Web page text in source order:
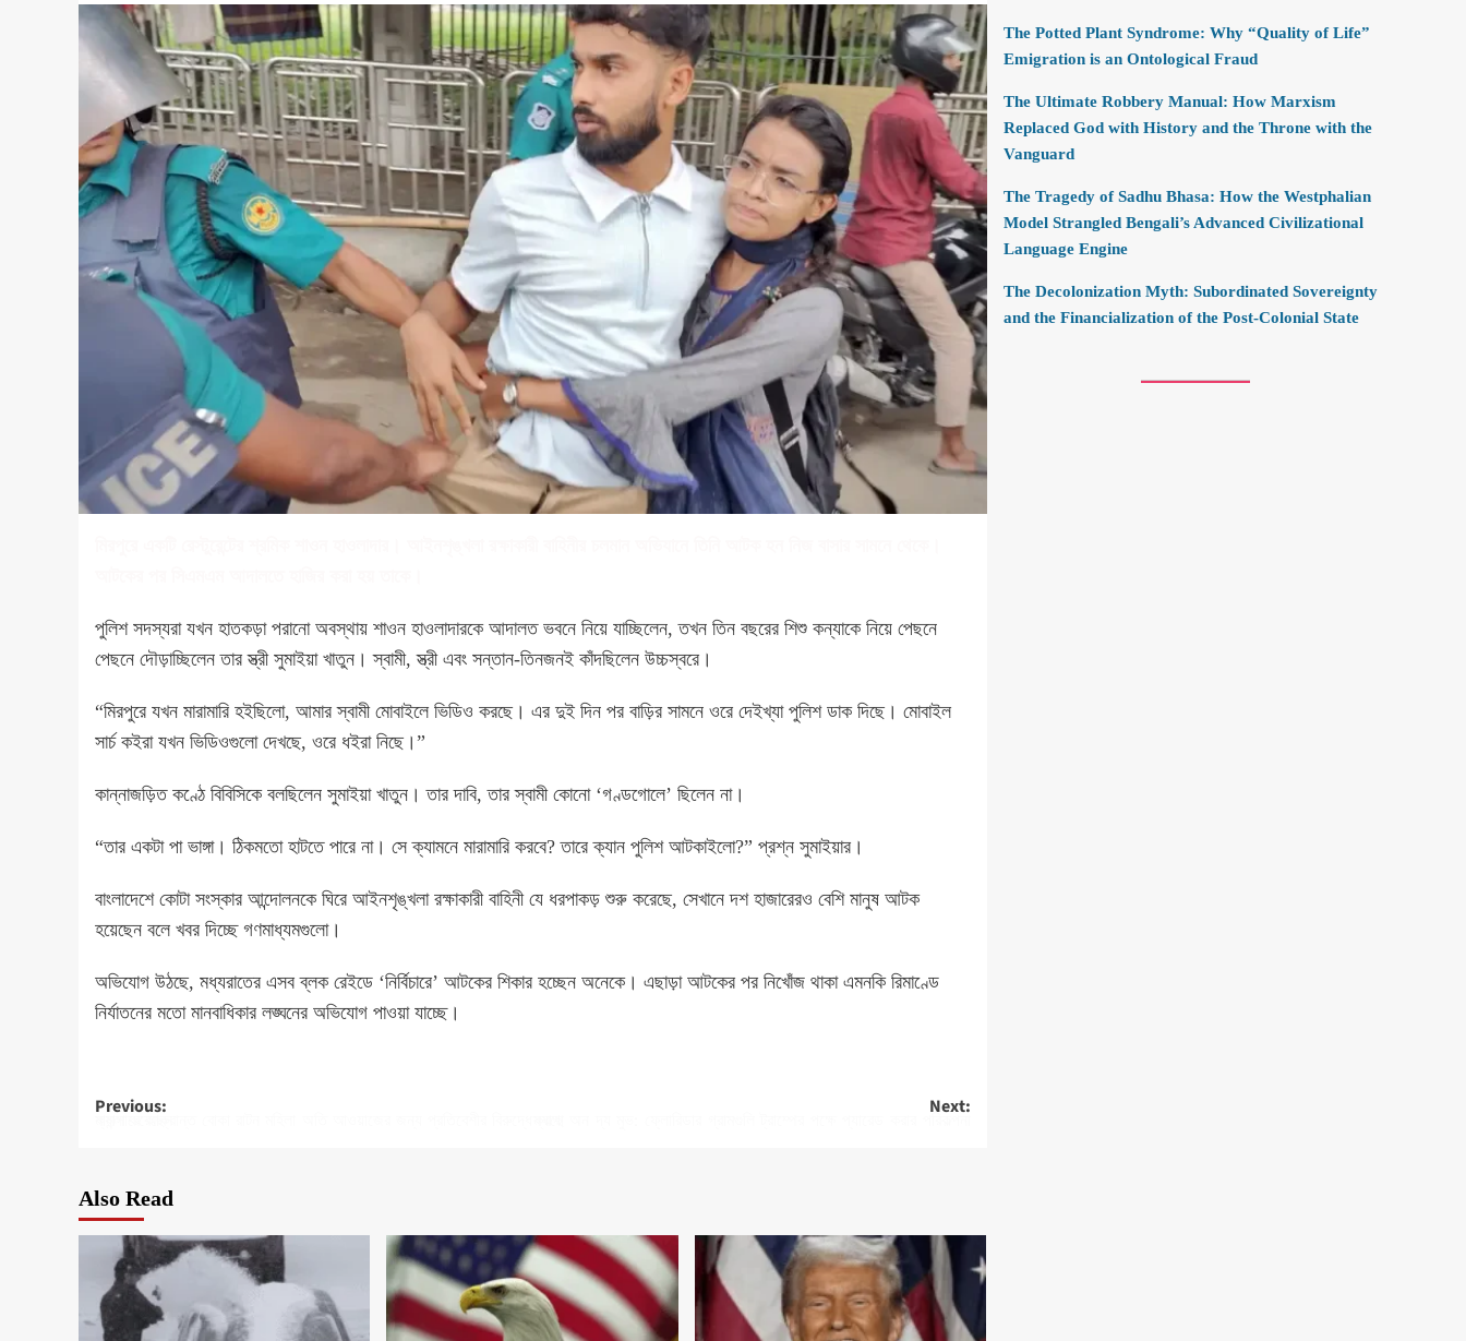
পুলিশ সদস্যরা যখন হাতকড়া পরানো অবস্থায় শাওন হাওলাদারকে আদালত ভবনে নিয়ে যাচ্ছিলেন, তখন তিন বছরের শিশু কন্যাকে নিয়ে পেছনে
পেছনে দৌড়াচ্ছিলেন তার স্ত্রী সুমাইয়া খাতুন। স্বামী, স্ত্রী এবং সন্তান-তিনজনই কাঁদছিলেন উচ্চস্বরে।
“মিরপুরে যখন মারামারি হইছিলো, আমার স্বামী মোবাইলে ভিডিও করছে। এর দুই দিন পর বাড়ির সামনে ওরে দেইখ্যা পুলিশ ডাক দিছে। মোবাইল
সার্চ কইরা যখন ভিডিওগুলো দেখছে, ওরে ধইরা নিছে।”
কান্নাজড়িত কণ্ঠে বিবিসিকে বলছিলেন সুমাইয়া খাতুন। তার দাবি, তার স্বামী কোনো ‘গণ্ডগোলে’ ছিলেন না।
“তার একটা পা ভাঙ্গা। ঠিকমতো হাটতে পারে না। সে ক্যামনে মারামারি করবে? তারে ক্যান পুলিশ আটকাইলো?” প্রশ্ন সুমাইয়ার।
বাংলাদেশে কোটা সংস্কার আন্দোলনকে ঘিরে আইনশৃঙ্খলা রক্ষাকারী বাহিনী যে ধরপাকড় শুরু করেছে, সেখানে দশ হাজারেরও বেশি মানুষ আটক
হয়েছেন বলে খবর দিচ্ছে গণমাধ্যমগুলো।
অভিযোগ উঠছে, মধ্যরাতের এসব ব্লক রেইডে ‘নির্বিচারে’ আটকের শিকার হচ্ছেন অনেকে। এছাড়া আটকের পর নিখোঁজ থাকা এমনকি রিমাণ্ডে
নির্যাতনের মতো মানবাধিকার লঙ্ঘনের অভিযোগ পাওয়া যাচ্ছে।
Post
Previous:
ক্যান্সারে আক্রান্ত বোকা রাটন মহিলা অতি আওয়াজের জন্য প্রতিবেশীর বিরুদ্ধে মামলা করেছেন
Next:
Also Read
The Potted Plant Syndrome: Why “Quality of Life”
Emigration is an Ontological Fraud
The Ultimate Robbery Manual: How Marxism
Replaced God with History and the Throne with the
Vanguard
The Tragedy of Sadhu Bhasa: How the Westphalian
Model Strangled Bengali’s Advanced Civilizational
Language Engine
The Decolonization Myth: Subordinated Sovereignty
and the Financialization of the Post-Colonial State